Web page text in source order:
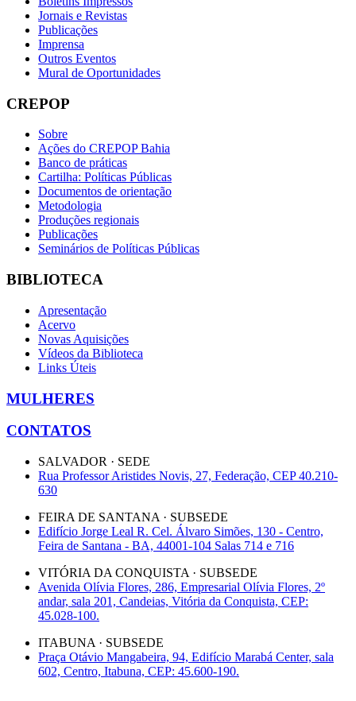
Jornais e Revistas
Publicações
Imprensa
Outros Eventos
Mural de Oportunidades
CREPOP
Sobre
Ações do CREPOP Bahia
Banco de práticas
Cartilha: Políticas Públicas
Documentos de orientação
Metodologia
Produções regionais
Publicações
Seminários de Políticas Públicas
BIBLIOTECA
Apresentação
Acervo
Novas Aquisições
Vídeos da Biblioteca
Links Úteis
MULHERES
CONTATOS
SALVADOR · SEDE
Rua Professor Aristides Novis, 27, Federação, CEP 40.210-
630
FEIRA DE SANTANA · SUBSEDE
Edifício Jorge Leal R. Cel. Álvaro Simões, 130 - Centro,
Feira de Santana - BA, 44001-104 Salas 714 e 716
VITÓRIA DA CONQUISTA · SUBSEDE
Avenida Olívia Flores, 286, Empresarial Olívia Flores, 2º
andar, sala 201, Candeias, Vitória da Conquista, CEP:
45.028-100.
ITABUNA · SUBSEDE
Praça Otávio Mangabeira, 94, Edifício Marabá Center, sala
602, Centro, Itabuna, CEP: 45.600-190.